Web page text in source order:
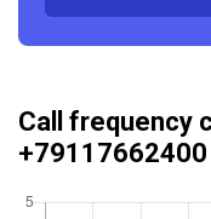
Call frequency
+79117662400